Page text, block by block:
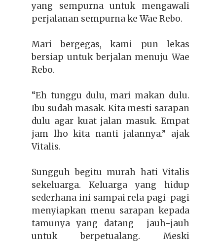
yang sempurna untuk mengawali
perjalanan sempurna ke Wae Rebo.
Mari bergegas, kami pun lekas
bersiap untuk berjalan menuju Wae
Rebo.
“Eh tunggu dulu, mari makan dulu.
Ibu sudah masak. Kita mesti sarapan
dulu agar kuat jalan masuk. Empat
jam lho kita nanti jalannya.” ajak
Vitalis.
Sungguh begitu murah hati Vitalis
sekeluarga. Keluarga yang hidup
sederhana ini sampai rela pagi-pagi
menyiapkan menu sarapan kepada
tamunya yang datang jauh-jauh
untuk berpetualang. Meski